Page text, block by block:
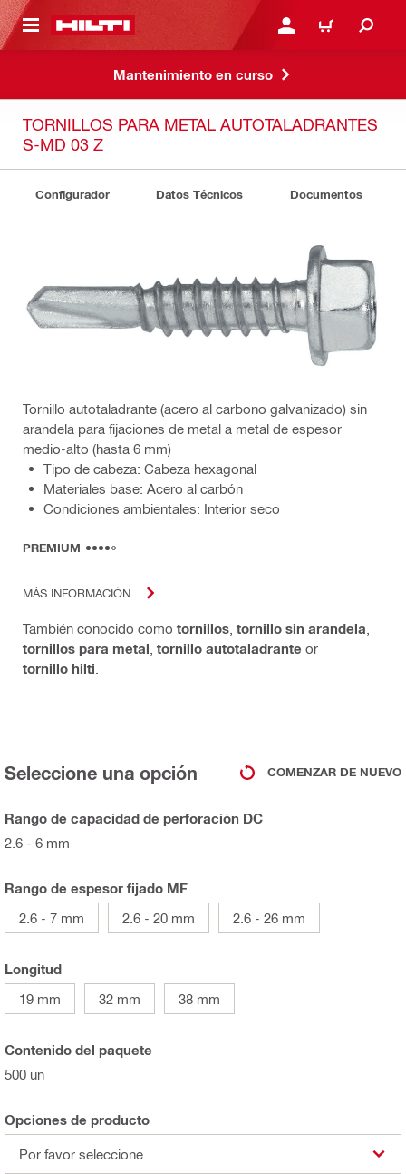
PRINCIPAL INICIE SESIÓN O
CARRITO
Mantenimiento en curso
TORNILLOS PARA METAL AUTOTALADRANTES
S-MD 03 Z
Configurador Datos Técnicos Documentos
Tornillo autotaladrante (acero al carbono galvanizado) sin
arandela para fijaciones de metal a metal de espesor
medio-alto (hasta 6 mm)
Tipo de cabeza: Cabeza hexagonal
Materiales base: Acero al carbón
Condiciones ambientales: Interior seco
PREMIUM
MÁS INFORMACIÓN
También conocido como tornillos tornillo sin arandela
tornillos para metal tornillo autotaladrante or
tornillo hilti
Seleccione una opción COMENZAR DE NUEVO
Rango de capacidad de perforación DC
2.6 - 6 mm
Rango de espesor fijado MF
2.6 - 7 mm
2.6 - 20 mm 2.6 - 26 mm
Longitud
19 mm
32 mm 38 mm
Contenido del paquete
500 un
Opciones de producto
Por favor seleccione